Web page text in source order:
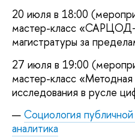
20 июля в 18:00
мастер-класс
магистратуры за
27 июля в 19:00
мастер-класс
исследования в русле
Социология
аналитика